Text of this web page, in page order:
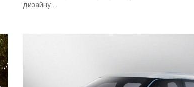
дизайну ...